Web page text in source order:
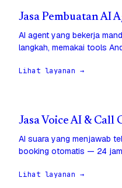
Jasa Pembuatan AI
AI agent yang bekerja
langkah, memakai tools
Lihat layanan →
Jasa Voice AI &
AI suara yang menjawab
booking otomatis — 24
Lihat layanan →